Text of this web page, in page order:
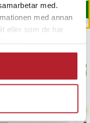
med.
med annan
eller som de har
Köp